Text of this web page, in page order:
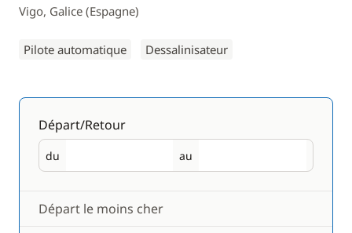
Vigo, Galice (Espagne)
Pilote automatique Dessalinisateur
Départ/Retour
du
Départ au
Retour
Départ le moins cher